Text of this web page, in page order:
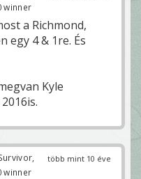
winner
a Richmond,
egy 4 & 1re. És
Kyle
több mint 10 éve
winner